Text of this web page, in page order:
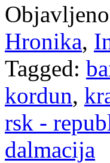
Hronika,
Tagged:
kordun,
rsk -
dalmacija